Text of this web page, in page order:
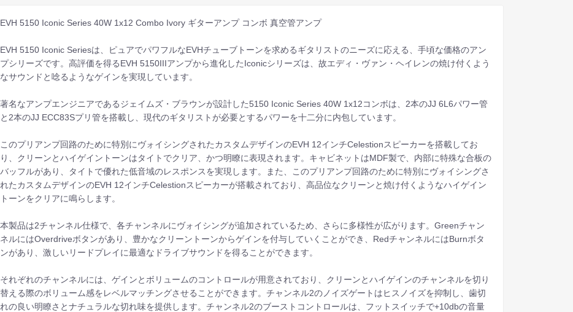
EVH 5150 Iconic Series 40W 1x12 Combo Ivory ギターアンプ コンボ 真空管アンプ
EVH 5150 Iconic Seriesは、ピュアでパワフルなEVHチューブトーンを求めるギタリストのニーズに応える、手頃な価格のアン
プシリーズです。高評価を得るEVH 5150IIIアンプから進化したIconicシリーズは、故エディ・ヴァン・ヘイレンの焼け付くよう
なサウンドと唸るようなゲインを実現しています。
著名なアンプエンジニアであるジェイムズ・ブラウンが設計した5150 Iconic Series 40W 1x12コンボは、2本のJJ 6L6パワー管
と2本のJJ ECC83Sプリ管を搭載し、現代のギタリストが必要とするパワーを十二分に内包しています。
このプリアンプ回路のために特別にヴォイシングされたカスタムデザインのEVH 12インチCelestionスピーカーを搭載してお
り、クリーンとハイゲイントーンはタイトでクリア、かつ明瞭に表現されます。キャビネットはMDF製で、内部に特殊な合板の
バッフルがあり、タイトで優れた低音域のレスポンスを実現します。また、このプリアンプ回路のために特別にヴォイシングさ
れたカスタムデザインのEVH 12インチCelestionスピーカーが搭載されており、高品位なクリーンと焼け付くようなハイゲイン
トーンをクリアに鳴らします。
本製品は2チャンネル仕様で、各チャンネルにヴォイシングが追加されているため、さらに多様性が広がります。Greenチャン
ネルにはOverdriveボタンがあり、豊かなクリーントーンからゲインを付与していくことができ、RedチャンネルにはBurnボタ
ンがあり、激しいリードプレイに最適なドライブサウンドを得ることができます。
それぞれのチャンネルには、ゲインとボリュームのコントロールが用意されており、クリーンとハイゲインのチャンネルを切り
替える際のボリューム感をレベルマッチングさせることができます。チャンネル2のノイズゲートはヒスノイズを抑制し、歯切
れの良い明瞭さとナチュラルな切れ味を提供します。チャンネル2のブーストコントロールは、フットスイッチで+10dbの音量